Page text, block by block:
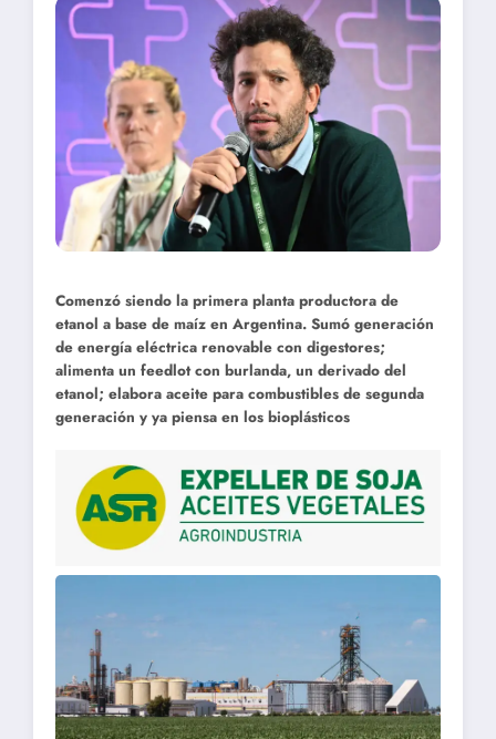
Comenzó siendo la primera planta productora de
etanol a base de maíz en Argentina. Sumó generación
de energía eléctrica renovable con digestores;
alimenta un feedlot con burlanda, un derivado del
etanol; elabora aceite para combustibles de segunda
generación y ya piensa en los bioplásticos